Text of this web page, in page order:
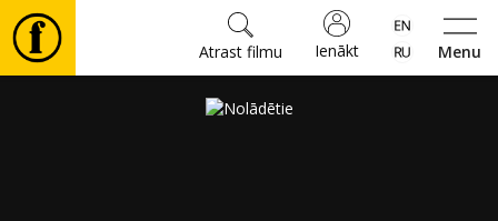
Menu
Ienākt
Atrast filmu